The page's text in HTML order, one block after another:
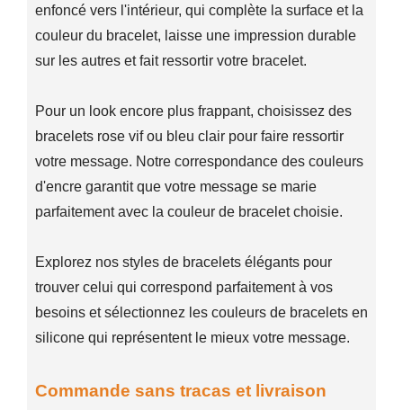
enfoncé vers l'intérieur, qui complète la surface et la
couleur du bracelet, laisse une impression durable
sur les autres et fait ressortir votre bracelet.
Pour un look encore plus frappant, choisissez des
bracelets rose vif ou bleu clair pour faire ressortir
votre message. Notre correspondance des couleurs
d'encre garantit que votre message se marie
parfaitement avec la couleur de bracelet choisie.
Explorez nos styles de bracelets élégants pour
trouver celui qui correspond parfaitement à vos
besoins et sélectionnez les couleurs de bracelets en
silicone qui représentent le mieux votre message.
Commande sans tracas et livraison